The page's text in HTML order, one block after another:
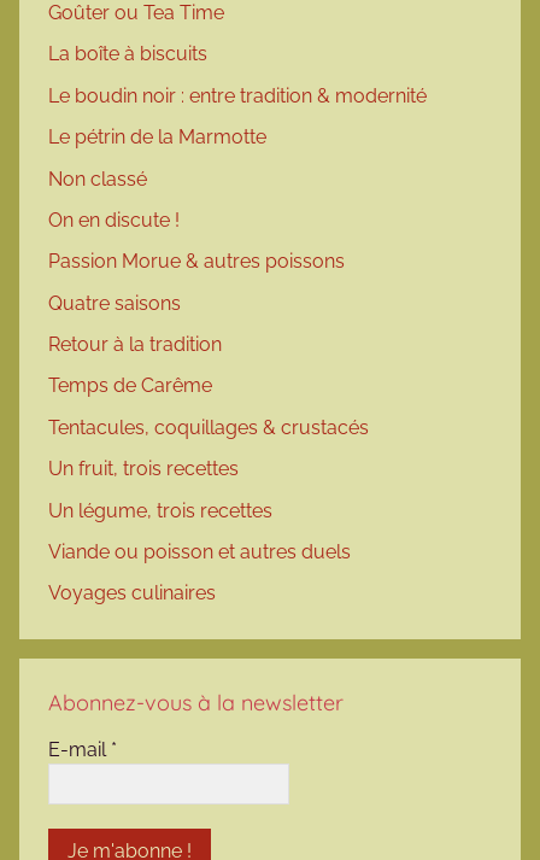
Goûter ou Tea Time
La boîte à biscuits
Le boudin noir : entre tradition & modernité
Le pétrin de la Marmotte
Non classé
On en discute !
Passion Morue & autres poissons
Quatre saisons
Retour à la tradition
Temps de Carême
Tentacules, coquillages & crustacés
Un fruit, trois recettes
Un légume, trois recettes
Viande ou poisson et autres duels
Voyages culinaires
Abonnez-vous à la newsletter
E-mail *